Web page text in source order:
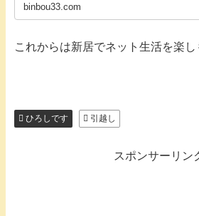
binbou33.com
これからは新居でネット生活を楽し
ひろしです 引越し
スポンサーリン